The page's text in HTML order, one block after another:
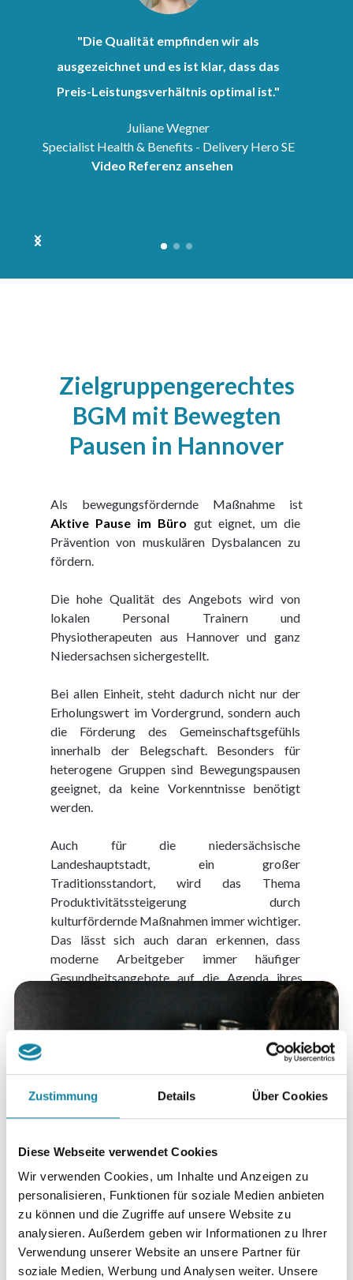
Zustimmung Details Über Cookies
Diese Webseite verwendet Cookies
Wir verwenden Cookies, um Inhalte und Anzeigen zu
personalisieren, Funktionen für soziale Medien anbieten
zu können und die Zugriffe auf unsere Website zu
analysieren. Außerdem geben wir Informationen zu Ihrer
Verwendung unserer Website an unsere Partner für
soziale Medien, Werbung und Analysen weiter. Unsere
"Die Qualität empfinden wir als
ausgezeichnet und es ist klar, dass das
Preis-Leistungsverhältnis optimal ist."
Juliane Wegner
Specialist Health & Benefits - Delivery Hero SE
Video Referenz ansehen
Zielgruppengerechtes
BGM mit Bewegten
Pausen in Hannover
Als bewegungsfördernde Maßnahme ist
Aktive Pause im Büro gut eignet, um die
Prävention von muskulären Dysbalancen zu
fördern.
Die hohe Qualität des Angebots wird von
lokalen Personal Trainern und
Physiotherapeuten aus Hannover und ganz
Niedersachsen sichergestellt.
Bei allen Einheit, steht dadurch nicht nur der
Erholungswert im Vordergrund, sondern auch
die Förderung des Gemeinschaftsgefühls
innerhalb der Belegschaft. Besonders für
heterogene Gruppen sind Bewegungspausen
geeignet, da keine Vorkenntnisse benötigt
werden.
Auch für die niedersächsische
Landeshauptstadt, ein großer
Traditionsstandort, wird das Thema
Produktivitätssteigerung durch
kulturfördernde Maßnahmen immer wichtiger.
Das lässt sich auch daran erkennen, dass
moderne Arbeitgeber immer häufiger
Gesundheitsangebote auf die Agenda ihres